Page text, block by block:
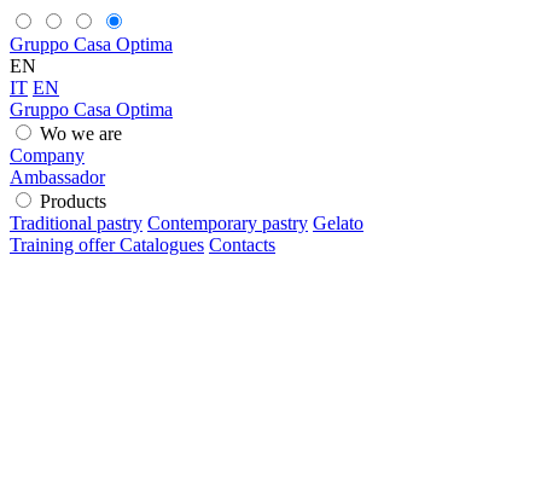
Gruppo Casa Optima
EN
IT EN
Gruppo Casa Optima
Wo we are
Company
Ambassador
Products
Traditional pastry Contemporary pastry Gelato
Training offerCatalogues Contacts